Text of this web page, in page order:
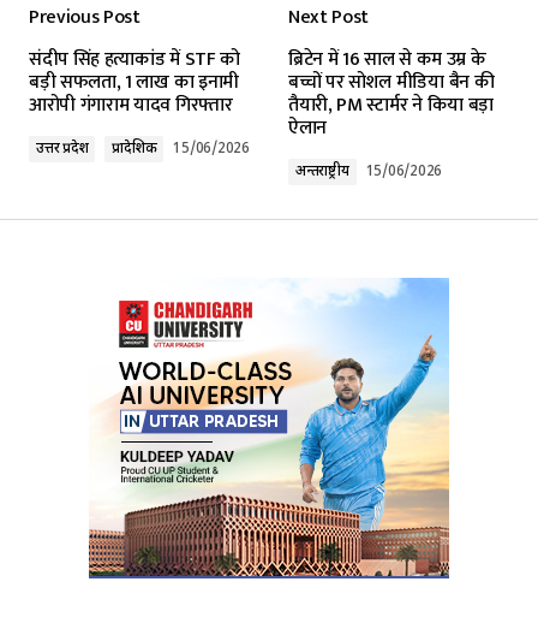
Required fields are marked*
Your E-mail*
Submit Comment
Previous Post
संदीप सिंह हत्याकांड में STF को
बड़ी सफलता, 1 लाख का इनामी
आरोपी गंगाराम यादव गिरफ्तार
उत्तर प्रदेश प्रादेशिक 15/06/2026
Next Post
ब्रिटेन में 16 साल से कम उम्र के
बच्चों पर सोशल मीडिया बैन की
तैयारी, PM स्टार्मर ने किया बड़ा
ऐलान
अन्तर्राष्ट्रीय 15/06/2026